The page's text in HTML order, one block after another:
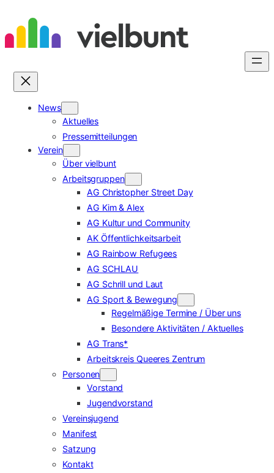
Inhalt
springen
News
Aktuelles
Pressemitteilungen
Verein
Über vielbunt
Arbeitsgruppen
AG Christopher Street Day
AG Kim & Alex
AG Kultur und Community
AK Öffentlichkeitsarbeit
AG Rainbow Refugees
AG SCHLAU
AG Schrill und Laut
AG Sport & Bewegung
Regelmäßige Termine / Über uns
Besondere Aktivitäten / Aktuelles
AG Trans*
Arbeitskreis Queeres Zentrum
Personen
Vorstand
Jugendvorstand
Vereinsjugend
Manifest
Satzung
Kontakt